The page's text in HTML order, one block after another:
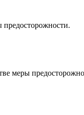
предосторожности.
меры